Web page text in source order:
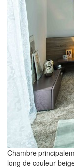
Chambre
long de couleur